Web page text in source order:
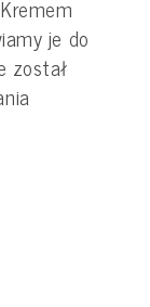
je do
został